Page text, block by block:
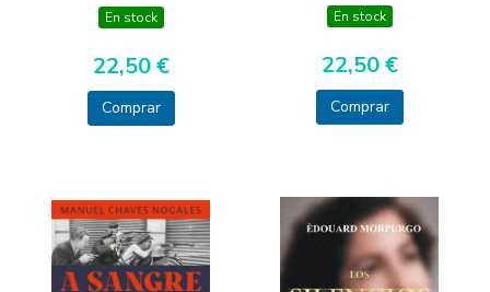
En stock
22,50 €
Comprar
En stock
22,50 €
Comprar